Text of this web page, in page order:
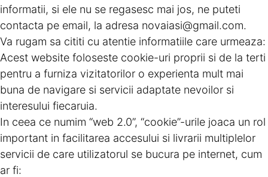
informatii, si ele nu se regasesc mai jos, ne puteti
contacta pe email, la adresa novaiasi@gmail.com.
Va rugam sa cititi cu atentie informatiile care urmeaza:
Acest website foloseste cookie-uri proprii si de la terti
pentru a furniza vizitatorilor o experienta mult mai
buna de navigare si servicii adaptate nevoilor si
interesului fiecaruia.
In ceea ce numim “web 2.0”, “cookie”-urile joaca un rol
important in facilitarea accesului si livrarii multiplelor
servicii de care utilizatorul se bucura pe internet, cum
ar fi: